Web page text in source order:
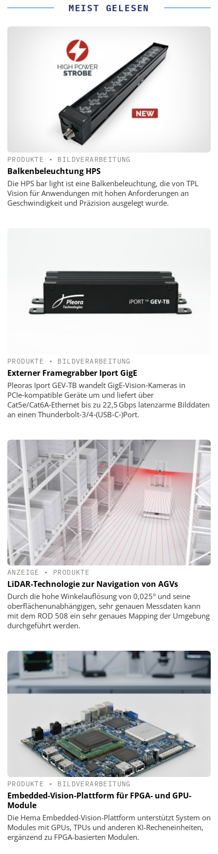
MEIST GELESEN
PRODUKTE • BILDVERARBEITUNG
Balkenbeleuchtung HPS
Die HPS bar light ist eine Balkenbeleuchtung, die von TPL
Vision für Anwendungen mit hohen Anforderungen an
Geschwindigkeit und Präzision ausgelegt wurde.
PRODUKTE • BILDVERARBEITUNG
Externer Framegrabber Iport GigE
Pleoras Iport GEV-TB wandelt GigE‑Vision‑Kameras in
PCIe‑kompatible Geräte um und liefert über
Cat5e/Cat6A‑Ethernet bis zu 22,5 Gbps latenzarme Bilddaten
an einen Thunderbolt‑3/4‑(USB‑C‑)Port.
ANZEIGE • PRODUKTE
LiDAR-Technologie zur Navigation von AGVs
Durch die hohe Winkelauflösung von 0,025° und seine
oberflächenunabhängigen, sehr genauen Messdaten kann
mit dem ROD 508 ein sehr genaues Mapping der Umgebung
durchgeführt werden.
PRODUKTE • BILDVERARBEITUNG
Embedded-Vision-Plattform für FPGA- und GPU-
Module
Die Hema Embedded-Vision-Plattform unterstützt System on
Modules mit GPUs, TPUs und anderen KI-Recheneinheiten,
ergänzend zu FPGA-basierten Modulen.